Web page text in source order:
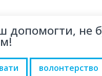
допомогти, не
волонтерство